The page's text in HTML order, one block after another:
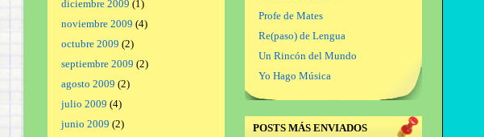
diciembre 2009 (1)
noviembre 2009 (4)
octubre 2009 (2)
septiembre 2009 (2)
agosto 2009 (2)
julio 2009 (4)
junio 2009 (2)
Profe de Mates
Re(paso) de Lengua
Un Rincón del Mundo
Yo Hago Música
POSTS MÁS ENVIADOS